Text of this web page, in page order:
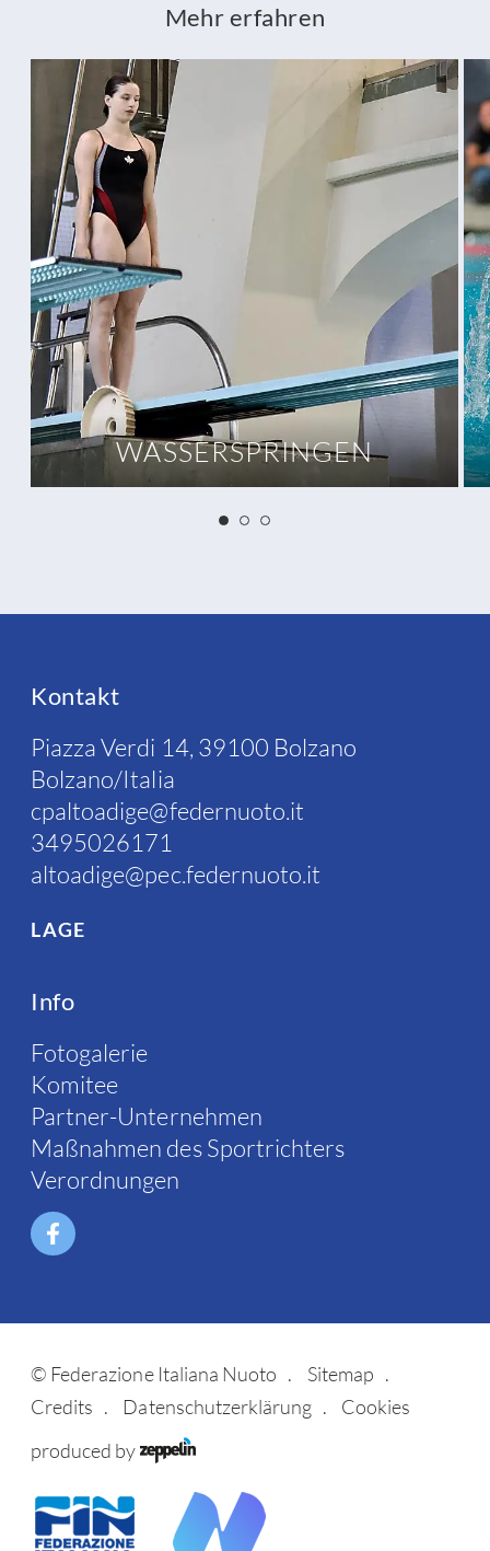
Mehr erfahren
WASSERSPRINGEN
Kontakt
Piazza Verdi 14, 39100 Bolzano
Bolzano/Italia
cpaltoadige@federnuoto.it
3495026171
altoadige@pec.federnuoto.it
LAGE
Info
Fotogalerie
Komitee
Partner-Unternehmen
Maßnahmen des Sportrichters
Verordnungen
© Federazione Italiana Nuoto
Sitemap
Credits
Datenschutzerklärung
Cookies
produced by